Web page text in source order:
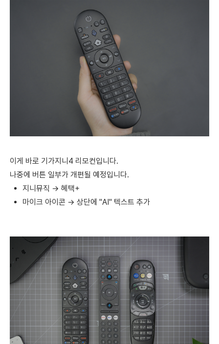
이게 바로 기가지니4 리모컨입니다.
나중에 버튼 일부가 개편될 예정입니다.
지니뮤직 → 혜택+
마이크 아이콘 → 상단에 "AI" 텍스트 추가